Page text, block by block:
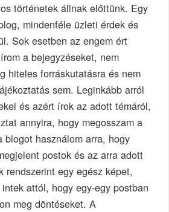
történetek állnak előttünk. Egy
mindenféle üzleti érdek és
Sok esetben az engem ért
a bejegyzéseket, nem
hiteles forráskutatásra és nem
sem. Leginkább arról
és azért írok az adott témáról,
annyira, hogy megosszam a
blogot használom arra, hogy
postok és az arra adott
rendszerint egy egész képet,
attól, hogy egy-egy postban
meg döntéseket. A